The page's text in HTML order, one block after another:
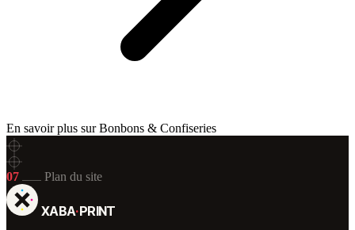
En savoir plus sur Bonbons & Confiseries
07 Plan du site
XABA·PRINT